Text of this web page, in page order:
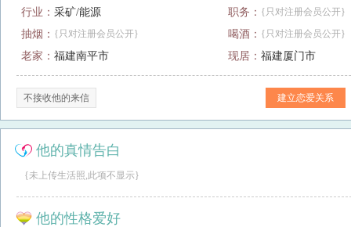
行业： 采矿/能源 职务： {只对注册会员公开}
抽烟： {只对注册会员公开} 喝酒： {只对注册会员公开}
老家： 福建南平市 现居： 福建厦门市
建立恋爱关系
不接收他的来信
他的真情告白
{未上传生活照,此项不显示}
他的性格爱好